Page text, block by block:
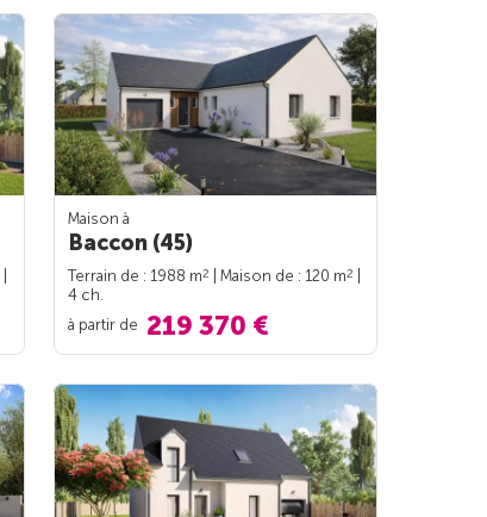
Maison à
Baccon (45)
Terrain de : 1988 m2 | Maison de : 120 m2
4 ch.
à partir de 219 370 €